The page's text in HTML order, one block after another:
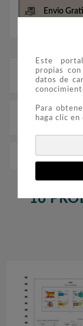
Este
propias
datos de
Para
haga clic
Envio
FILOBER
16